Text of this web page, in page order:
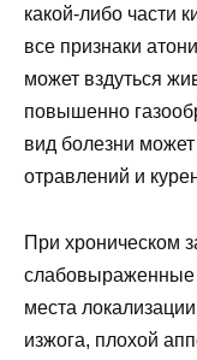
какой-либо части
все признаки
может вздуться
повышенно
вид болезни может
отравлений и
При хроническом
слабовыраженные
места
изжога, плохой